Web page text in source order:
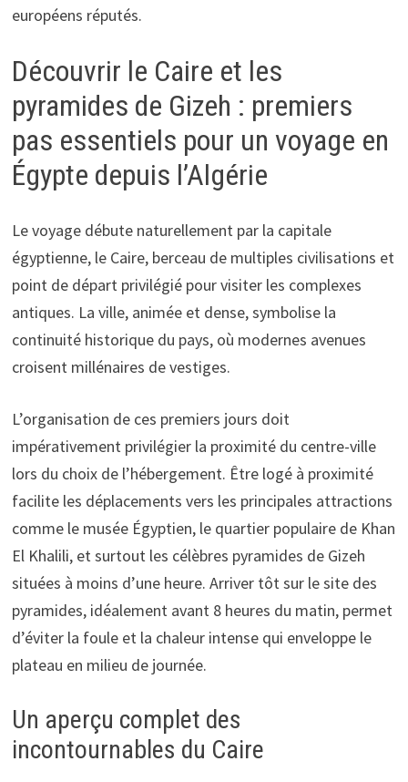
européens réputés.
Découvrir le Caire et les
pyramides de Gizeh : premiers
pas essentiels pour un voyage en
Égypte depuis l’Algérie
Le voyage débute naturellement par la capitale
égyptienne, le Caire, berceau de multiples civilisations et
point de départ privilégié pour visiter les complexes
antiques. La ville, animée et dense, symbolise la
continuité historique du pays, où modernes avenues
croisent millénaires de vestiges.
L’organisation de ces premiers jours doit
impérativement privilégier la proximité du centre-ville
lors du choix de l’hébergement. Être logé à proximité
facilite les déplacements vers les principales attractions
comme le musée Égyptien, le quartier populaire de Khan
El Khalili, et surtout les célèbres pyramides de Gizeh
situées à moins d’une heure. Arriver tôt sur le site des
pyramides, idéalement avant 8 heures du matin, permet
d’éviter la foule et la chaleur intense qui enveloppe le
plateau en milieu de journée.
Un aperçu complet des
incontournables du Caire